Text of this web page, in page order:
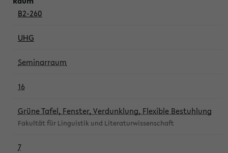
B2-260
UHG
Seminarraum
16
Grüne Tafel, Fenster, Verdunklung, Flexible Bestuhlung
Fakultät für Linguistik und Literaturwissenschaft
7